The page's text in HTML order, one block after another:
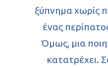
ξύπνημα χωρίς
ένας
Όμως, μια
κατατρέχει.